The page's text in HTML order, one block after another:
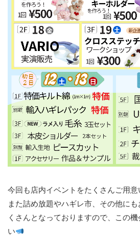
今回も店内イベントをたくさんご用意
また詰め放題やハギレ市、その他に
くさんとなっておりますので、この
い